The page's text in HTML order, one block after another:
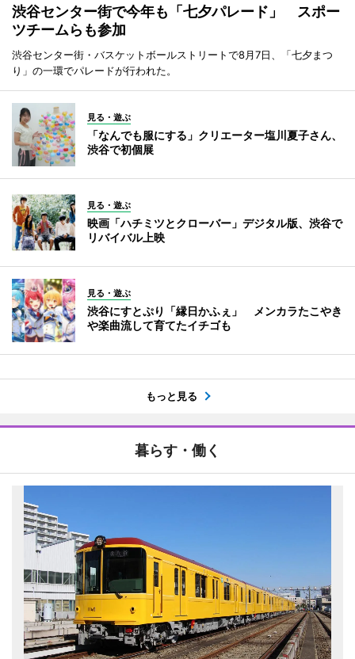
渋谷センター街で今年も「七夕パレード」 スポー
ツチームらも参加
渋谷センター街・バスケットボールストリートで8月7日、「七夕まつ
り」の一環でパレードが行われた。
見る・遊ぶ
「なんでも服にする」クリエーター塩川夏子さん、
渋谷で初個展
見る・遊ぶ
映画「ハチミツとクローバー」デジタル版、渋谷で
リバイバル上映
見る・遊ぶ
渋谷にすとぷり「縁日かふぇ」 メンカラたこやき
や楽曲流して育てたイチゴも
もっと見る
暮らす・働く